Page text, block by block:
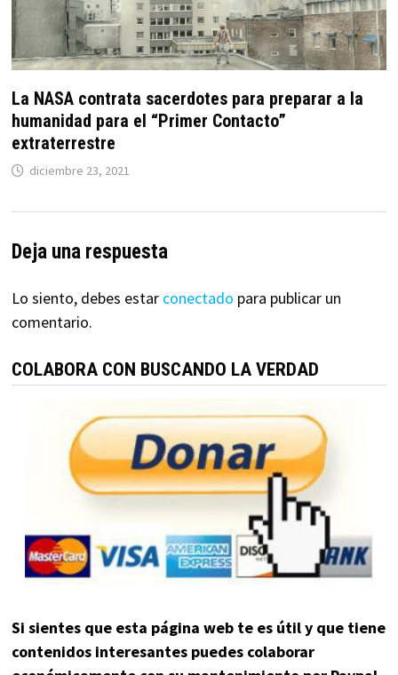
La NASA contrata sacerdotes para preparar a la
humanidad para el “Primer Contacto”
extraterrestre
diciembre 23, 2021
Deja una respuesta
Lo siento, debes estar conectado para publicar un
comentario.
COLABORA CON BUSCANDO LA VERDAD
Si sientes que esta página web te es útil y que tiene
contenidos interesantes puedes colaborar